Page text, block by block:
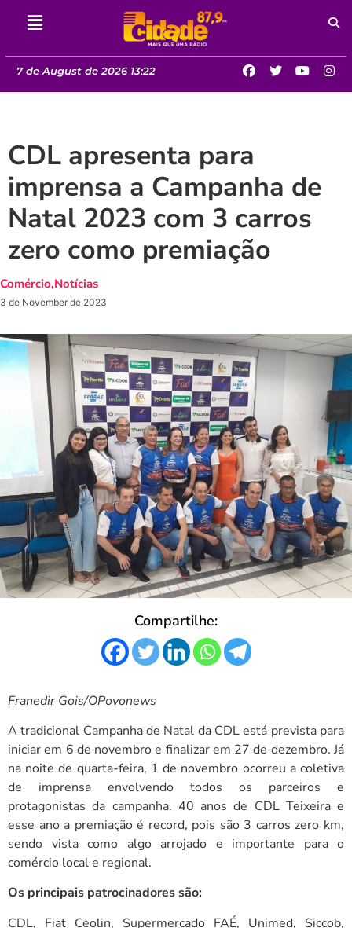
7 de August de 2026 13:22
CDL apresenta para
imprensa a Campanha de
Natal 2023 com 3 carros
zero como premiação
Comércio,Notícias
3 de November de 2023
Compartilhe:
Franedir Gois/OPovonews
A tradicional Campanha de Natal da CDL está prevista para
iniciar em 6 de novembro e finalizar em 27 de dezembro. Já
na noite de quarta-feira, 1 de novembro ocorreu a coletiva
de imprensa envolvendo todos os parceiros e
protagonistas da campanha. 40 anos de CDL Teixeira e
esse ano a premiação é record, pois são 3 carros zero km,
sendo vista como algo arrojado e importante para o
comércio local e regional.
Os principais patrocinadores são:
CDL, Fiat Ceolin, Supermercado FAÉ, Unimed, Siccob,